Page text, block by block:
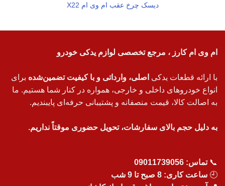
دیسک چرخ عقب ام وی ام X22
ام وی ام کارز ، مرجع تخصصی لوازم یدکی خودرو
با ارائه قطعات یدکی اصلی، وارداتی و با کیفیت تضمین‌شده برای
انواع خودروهای داخلی و خارجی، همواره در کنار شما هستیم. ما
به اصالت کالا، قیمت منصفانه و پشتیبانی حرفه‌ای پایبندیم.
به دلیل حجم بالای سفارشات، تحویل حضوری موقتاً نداریم.
📞تماس: 09011739056
🕘 ساعت کاری: 8 صبح تا 9 شب